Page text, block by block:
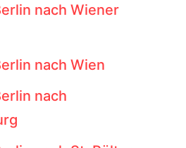
nach Wiener
nach Wien
nach